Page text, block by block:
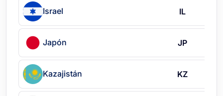
Israel IL
Japón JP
Kazajistán KZ